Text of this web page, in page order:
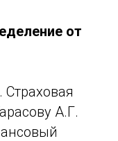
от
А.Г.